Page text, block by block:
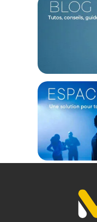
Easy Link : Oui
Inclinaison avant : -90°/
Angulations des jambes :
Blocage de Sections :
Hauteur Maximum (avec
Température de travail
Pan Bar : Oui
Panoramique :
Rotation panoramique :
Bascule avant/arrière :
PHYSIQUE
Poids : 1380 g
Pour vous assurer
norme UNI/PdR